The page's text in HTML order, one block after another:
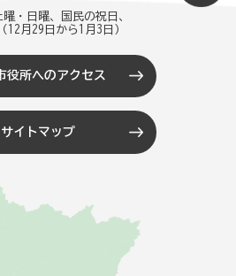
曜・日曜、国民の祝日、
12月29日から1月3日）
役所へのアクセス
サイトマップ